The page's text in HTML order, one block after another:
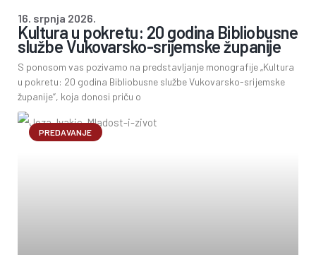
Kultura u pokretu: 20 godina Bibliobusne
službe Vukovarsko-srijemske županije
S ponosom vas pozivamo na predstavljanje monografije „Kultura
u pokretu: 20 godina Bibliobusne službe Vukovarsko-srijemske
županije“, koja donosi priču o
16. srpnja 2026.
PREDAVANJE